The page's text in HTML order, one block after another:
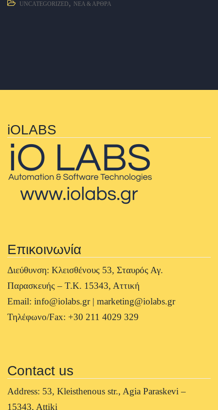
UNCATEGORIZED, ΝΈΑ & ΆΡΘΡΑ
iOLABS
Επικοινωνία
Διεύθυνση: Κλεισθένους 53, Σταυρός Αγ.
Παρασκευής – Τ.Κ. 15343, Αττική
Email: info@iolabs.gr | marketing@iolabs.gr
Τηλέφωνο/Fax: +30 211 4029 329
Contact us
Address: 53, Kleisthenous str., Agia Paraskevi –
15343, Attiki